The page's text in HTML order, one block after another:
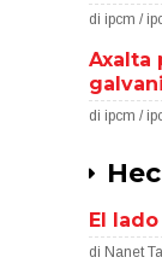
di ipcm /
Axalta
di ipcm /
El
di Nanet